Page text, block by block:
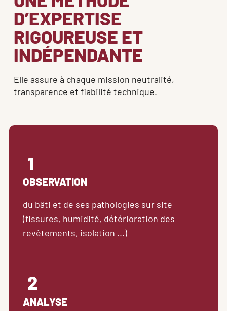
D’EXPERTISE
RIGOUREUSE ET
INDÉPENDANTE
Elle assure à chaque mission neutralité,
transparence et fiabilité technique.
1
OBSERVATION
du bâti et de ses pathologies sur site
(fissures, humidité, détérioration des
revêtements, isolation ...)
2
ANALYSE